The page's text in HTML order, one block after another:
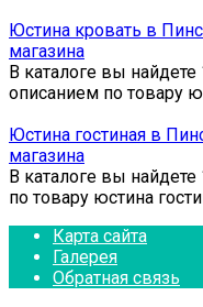
Юстина кровать в
магазина
В каталоге вы
описанием по товару
Юстина гостиная в
магазина
В каталоге вы
по товару юстина
Карта сайта
Галерея
Обратная связь